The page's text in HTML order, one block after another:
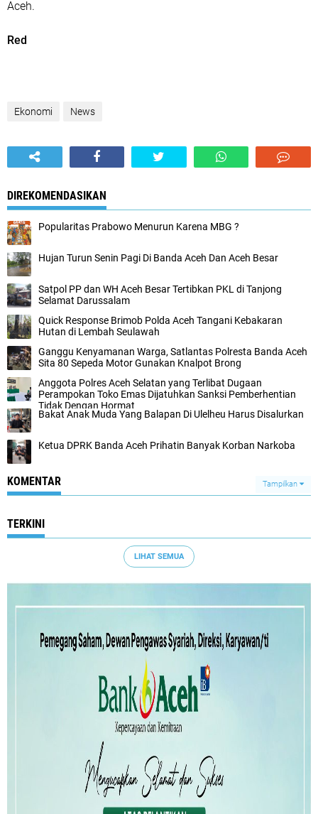
Aceh.
Red
Ekonomi News
DIREKOMENDASIKAN
Popularitas Prabowo Menurun Karena MBG ?
Hujan Turun Senin Pagi Di Banda Aceh Dan Aceh Besar
Satpol PP dan WH Aceh Besar Tertibkan PKL di Tanjong
Selamat Darussalam
Quick Response Brimob Polda Aceh Tangani Kebakaran
Hutan di Lembah Seulawah
Ganggu Kenyamanan Warga, Satlantas Polresta Banda Aceh
Sita 80 Sepeda Motor Gunakan Knalpot Brong
Anggota Polres Aceh Selatan yang Terlibat Dugaan
Perampokan Toko Emas Dijatuhkan Sanksi Pemberhentian
Tidak Dengan Hormat
Bakat Anak Muda Yang Balapan Di Ulelheu Harus Disalurkan
Ketua DPRK Banda Aceh Prihatin Banyak Korban Narkoba
KOMENTAR Tampilkan
TERKINI
LIHAT SEMUA